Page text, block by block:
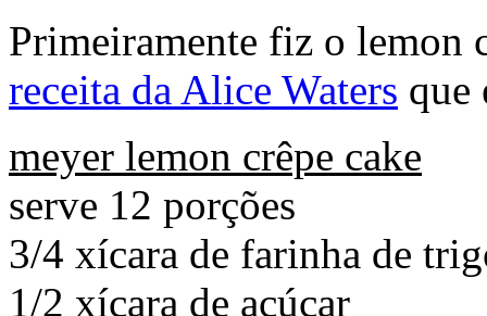
Primeiramente fiz o lemon
receita da Alice Waters que
meyer lemon crêpe cake
serve 12 porções
3/4 xícara de farinha de
1/2 xícara de açúcar